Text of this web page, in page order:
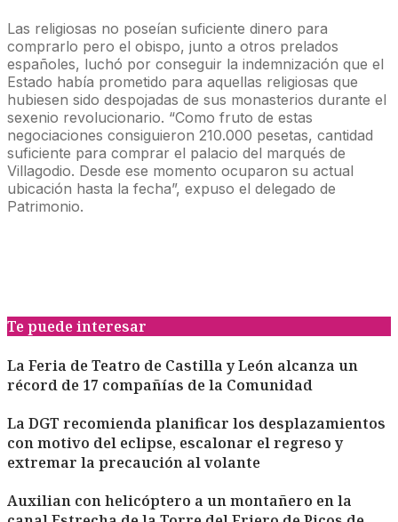
Las religiosas no poseían suficiente dinero para
comprarlo pero el obispo, junto a otros prelados
españoles, luchó por conseguir la indemnización que el
Estado había prometido para aquellas religiosas que
hubiesen sido despojadas de sus monasterios durante el
sexenio revolucionario. “Como fruto de estas
negociaciones consiguieron 210.000 pesetas, cantidad
suficiente para comprar el palacio del marqués de
Villagodio. Desde ese momento ocuparon su actual
ubicación hasta la fecha”, expuso el delegado de
Patrimonio.
Te puede interesar
La Feria de Teatro de Castilla y León alcanza un
récord de 17 compañías de la Comunidad
La DGT recomienda planificar los desplazamientos
con motivo del eclipse, escalonar el regreso y
extremar la precaución al volante
Auxilian con helicóptero a un montañero en la